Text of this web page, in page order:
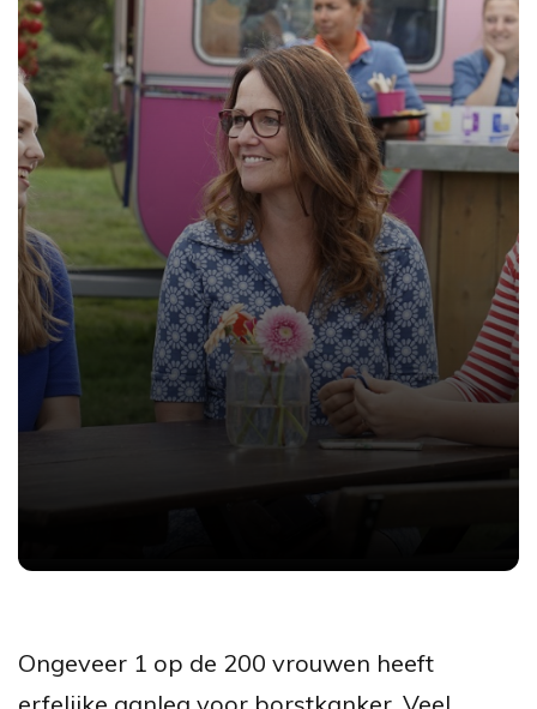
Ongeveer 1 op de 200 vrouwen heeft
erfelijke aanleg voor borstkanker. Veel